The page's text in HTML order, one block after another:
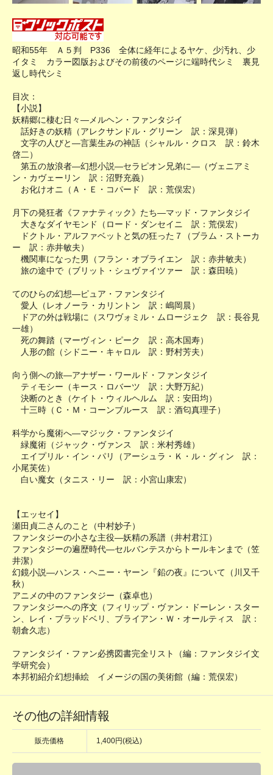
昭和55年 Ａ５判 P336 全体に経年によるヤケ、少汚れ、少
イタミ カラー図版およびその前後のページに端時代シミ 裏見
返し時代シミ
目次：
【小説】
妖精郷に棲む日々―メルヘン・ファンタジイ
話好きの妖精（アレクサンドル・グリーン 訳：深見弾）
文字の人びと―言葉生みの神話（シャルル・クロス 訳：鈴木
啓二）
第五の放浪者―幻想小説―セラピオン兄弟に―（ヴェニアミ
ン・カヴェーリン 訳：沼野充義）
お化けオニ（Ａ・Ｅ・コパード 訳：荒俣宏）
月下の発狂者《ファナティック》たち―マッド・ファンタジイ
大きなダイヤモンド（ロード・ダンセイニ 訳：荒俣宏）
ドクトル・アルファベットと気の狂った７（ブラム・ストーカ
ー 訳：赤井敏夫）
機関車になった男（フラン・オブライエン 訳：赤井敏夫）
旅の途中で（ブリット・シュヴァイツァー 訳：森田暁）
てのひらの幻想―ピュア・ファンタジイ
愛人（レオノーラ・カリントン 訳：嶋岡晨）
ドアの外は戦場に（スワヴォミル・ムロージェク 訳：長谷見
一雄）
死の舞踏（マーヴィン・ピーク 訳：高木国寿）
人形の館（シドニー・キャロル 訳：野村芳夫）
向う側への旅―アナザー・ワールド・ファンタジイ
ティモシー（キース・ロバーツ 訳：大野万紀）
決断のとき（ケイト・ウィルヘルム 訳：安田均）
十三時（Ｃ・Ｍ・コーンブルース 訳：酒匂真理子）
科学から魔術へ―マジック・ファンタジイ
緑魔術（ジャック・ヴァンス 訳：米村秀雄）
エイプリル・イン・パリ（アーシュラ・Ｋ・ル・グィン 訳：
小尾芙佐）
白い魔女（タニス・リー 訳：小宮山康宏）
【エッセイ】
瀬田貞二さんのこと（中村妙子）
ファンタジーの小さな主役―妖精の系譜（井村君江）
ファンタジーの遍歴時代―セルバンテスからトールキンまで（笠
井潔）
幻鏡小説―ハンス・ヘニー・ヤーン『鉛の夜』について（川又千
秋）
アニメの中のファンタジー（森卓也）
ファンタジーへの序文（フィリップ・ヴァン・ドーレン・スター
ン、レイ・ブラッドベリ、ブライアン・Ｗ・オールティス 訳：
朝倉久志）
ファンタジイ・ファン必携図書完全リスト（編：ファンタジイ文
学研究会）
本邦初紹介幻想挿絵 イメージの国の美術館（編：荒俣宏）
その他の詳細情報
販売価格 1,400円(税込)